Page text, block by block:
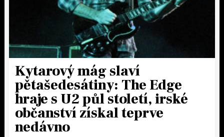
Kytarový mág slaví
pětašedesátiny: The Edge
hraje s U2 půl století, irské
občanství získal teprve
nedávno